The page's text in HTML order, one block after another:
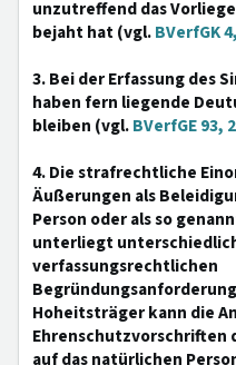
unzutreffend das
bejaht hat (vgl.BVerfGK
3. Bei der Erfassung des
haben fern liegende
bleiben (vgl.BVerfGE 93,
4. Die strafrechtliche
Äußerungen als
Person oder als so
unterliegt
verfassungsrechtlichen
Hoheitsträger kann die
Ehrenschutzvorschriften
auf das natürlichen